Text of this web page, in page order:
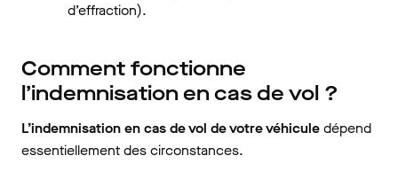
d’effraction).
Comment fonctionne
l’indemnisation en cas de vol ?
L’indemnisation en cas de vol de votre véhiculedépend
essentiellement des circonstances.